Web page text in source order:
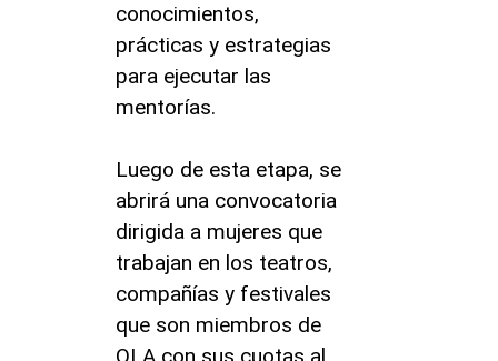
conocimientos,
prácticas y estrategias
para ejecutar las
mentorías.
Luego de esta etapa, se
abrirá una convocatoria
dirigida a mujeres que
trabajan en los teatros,
compañías y festivales
que son miembros de